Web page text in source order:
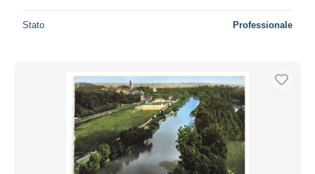
Stato Professionale